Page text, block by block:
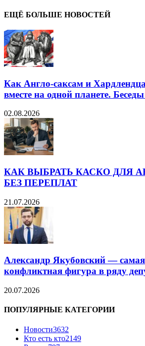
ЕЩЁ БОЛЬШЕ НОВОСТЕЙ
Как Англо-саксам и
вместе на одной планете. Беседы
02.08.2026
КАК ВЫБРАТЬ КАСКО ДЛЯ
БЕЗ ПЕРЕПЛАТ
21.07.2026
Александр Якубовский —
конфликтная фигура в ряду
20.07.2026
ПОПУЛЯРНЫЕ КАТЕГОРИИ
Новости3632
Кто есть кто2149